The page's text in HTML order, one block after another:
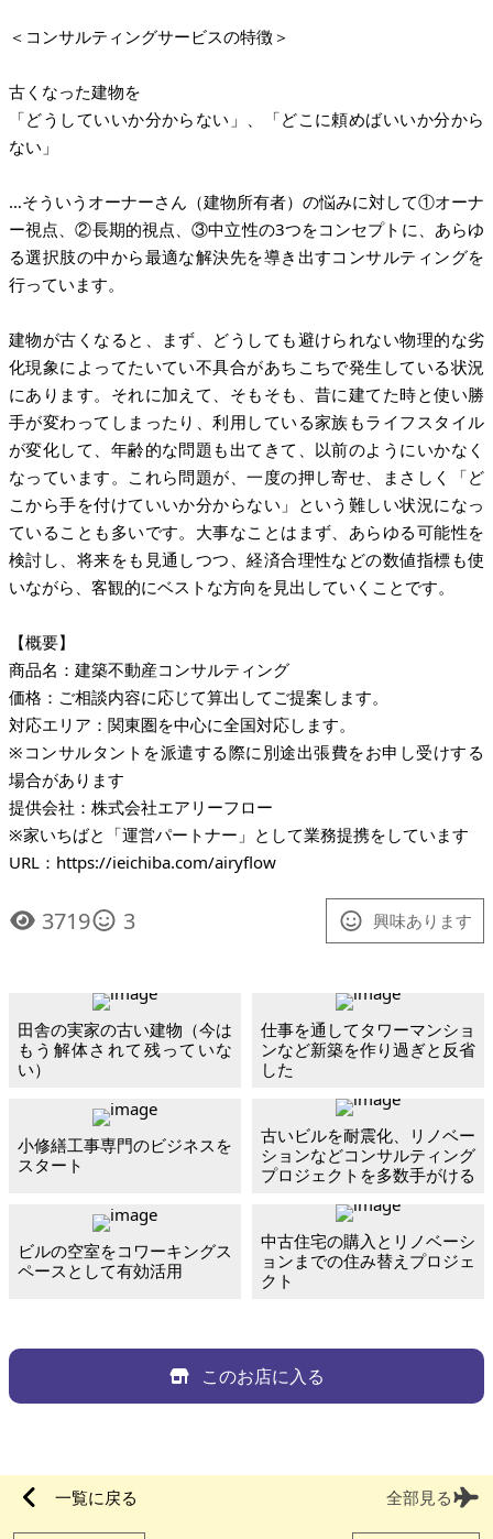
＜コンサルティングサービスの特徴＞
古くなった建物を
「どうしていいか分からない」、「どこに頼めばいいか分から
ない」
…そういうオーナーさん（建物所有者）の悩みに対して①オーナ
ー視点、②長期的視点、③中立性の3つをコンセプトに、あらゆ
る選択肢の中から最適な解決先を導き出すコンサルティングを
行っています。
建物が古くなると、まず、どうしても避けられない物理的な劣
化現象によってたいてい不具合があちこちで発生している状況
にあります。それに加えて、そもそも、昔に建てた時と使い勝
手が変わってしまったり、利用している家族もライフスタイル
が変化して、年齢的な問題も出てきて、以前のようにいかなく
なっています。これら問題が、一度の押し寄せ、まさしく「ど
こから手を付けていいか分からない」という難しい状況になっ
ていることも多いです。大事なことはまず、あらゆる可能性を
検討し、将来をも見通しつつ、経済合理性などの数値指標も使
いながら、客観的にベストな方向を見出していくことです。
【概要】
商品名：建築不動産コンサルティング
価格：ご相談内容に応じて算出してご提案します。
対応エリア：関東圏を中心に全国対応します。
※コンサルタントを派遣する際に別途出張費をお申し受けする
場合があります
提供会社：株式会社エアリーフロー
※家いちばと「運営パートナー」として業務提携をしています
URL： https://ieichiba.com/airyflow
3719 3 興味あります
田舎の実家の古い建物（今は
もう解体されて残っていな
い）
仕事を通してタワーマンショ
ンなど新築を作り過ぎと反省
した
小修繕工事専門のビジネスを
スタート
古いビルを耐震化、リノベー
ションなどコンサルティング
プロジェクトを多数手がける
ビルの空室をコワーキングス
ペースとして有効活用
中古住宅の購入とリノベーシ
ョンまでの住み替えプロジェ
クト
このお店に入る
一覧に戻る 全部見る